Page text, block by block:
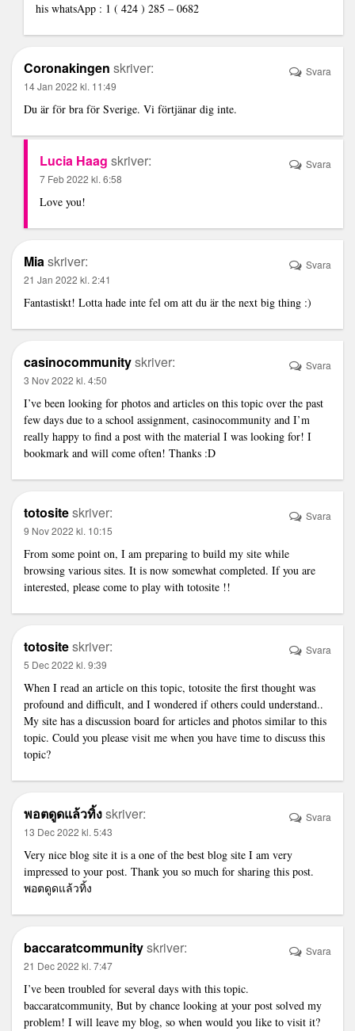
his whatsApp : 1 ( 424 ) 285 – 0682
Coronakingen skriver:
14 Jan 2022 kl. 11:49
Du är för bra för Sverige. Vi förtjänar dig inte.
Svara
Lucia Haag skriver:
7 Feb 2022 kl. 6:58
Love you!
Svara
Miaskriver:
21 Jan 2022 kl. 2:41
Fantastiskt! Lotta hade inte fel om att du är the next big thing :)
Svara
casinocommunityskriver:
3 Nov 2022 kl. 4:50
I’ve been looking for photos and articles on this topic over the past
few days due to a school assignment, casinocommunity and I’m
really happy to find a post with the material I was looking for! I
bookmark and will come often! Thanks :D
Svara
totositeskriver:
9 Nov 2022 kl. 10:15
From some point on, I am preparing to build my site while
browsing various sites. It is now somewhat completed. If you are
interested, please come to play with totosite !!
Svara
totositeskriver:
5 Dec 2022 kl. 9:39
When I read an article on this topic, totosite the first thought was
profound and difficult, and I wondered if others could understand..
My site has a discussion board for articles and photos similar to this
topic. Could you please visit me when you have time to discuss this
topic?
Svara
พอตดูดแล้วทิ้งskriver:
13 Dec 2022 kl. 5:43
Very nice blog site it is a one of the best blog site I am very
impressed to your post. Thank you so much for sharing this post.
พอตดูดแล้วทิ้ง
Svara
baccaratcommunityskriver:
21 Dec 2022 kl. 7:47
I’ve been troubled for several days with this topic.
baccaratcommunity, But by chance looking at your post solved my
problem! I will leave my blog, so when would you like to visit it?
Svara